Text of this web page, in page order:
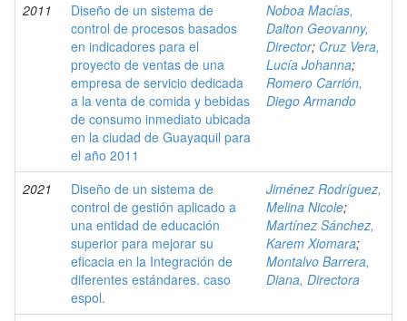
2011
Diseño de un sistema de
control de procesos basados
en indicadores para el
proyecto de ventas de una
empresa de servicio dedicada
a la venta de comida y bebidas
de consumo inmediato ubicada
en la ciudad de Guayaquil para
el año 2011
Noboa Macías,
Dalton Geovanny,
Director; Cruz Vera,
Lucía Johanna;
Romero Carrión,
Diego Armando
2021
Diseño de un sistema de
control de gestión aplicado a
una entidad de educación
superior para mejorar su
eficacia en la Integración de
diferentes estándares. caso
espol.
Jiménez Rodríguez,
Melina Nicole;
Martínez Sánchez,
Karem Xiomara;
Montalvo Barrera,
Diana, Directora